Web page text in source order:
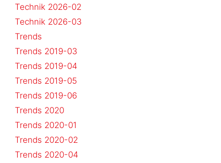
Technik 2026-02
Technik 2026-03
Trends
Trends 2019-03
Trends 2019-04
Trends 2019-05
Trends 2019-06
Trends 2020
Trends 2020-01
Trends 2020-02
Trends 2020-04